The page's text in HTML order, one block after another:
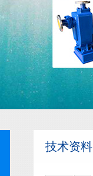
技术资料